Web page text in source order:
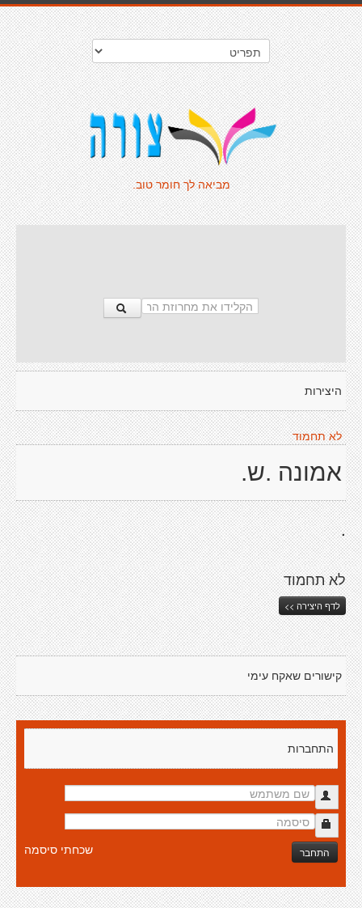
מביאה לך חומר טוב.
היצירות
לא תחמוד
אמונה .ש.
.
לא תחמוד
לדף היצירה >>
קישורים שאקח עימי
התחברות
התחבר שכחתי סיסמה